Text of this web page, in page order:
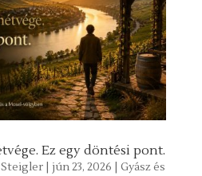
Ez egy döntési pont.
| jún 23, 2026
Gyász és